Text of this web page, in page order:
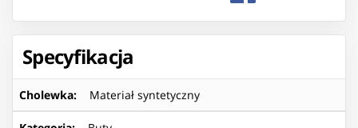
Specyfikacja
Cholewka: Materiał syntetyczny